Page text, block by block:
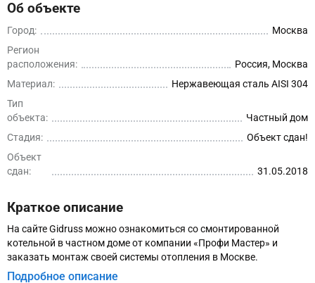
Об объекте
Город:
Москва
Регион
расположения:
Россия, Москва
Материал:
Нержавеющая сталь AISI 304
Тип
объекта:
Частный дом
Стадия:
Объект сдан!
Объект
сдан:
31.05.2018
Краткое описание
На сайте Gidruss можно ознакомиться со смонтированной
котельной в частном доме от компании «Профи Мастер» и
заказать монтаж своей системы отопления в Москве.
Подробное описание